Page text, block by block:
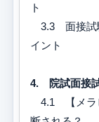
ト
3.3 面接試
イント
4. 院試面接
4.1 【メラ